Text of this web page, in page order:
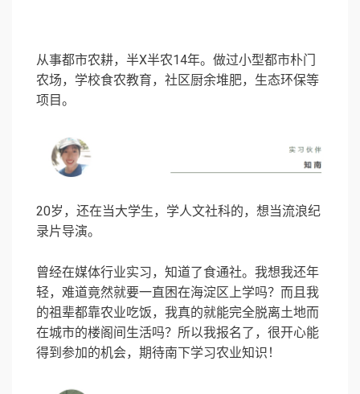
从事都市农耕，半X半农14年。做过小型都市朴门
农场，学校食农教育，社区厨余堆肥，生态环保等
项目。
20岁，还在当大学生，学人文社科的，想当流浪纪
录片导演。
曾经在媒体行业实习，知道了食通社。我想我还年
轻，难道竟然就要一直困在海淀区上学吗？而且我
的祖辈都靠农业吃饭，我真的就能完全脱离土地而
在城市的楼阁间生活吗？所以我报名了，很开心能
得到参加的机会，期待南下学习农业知识！